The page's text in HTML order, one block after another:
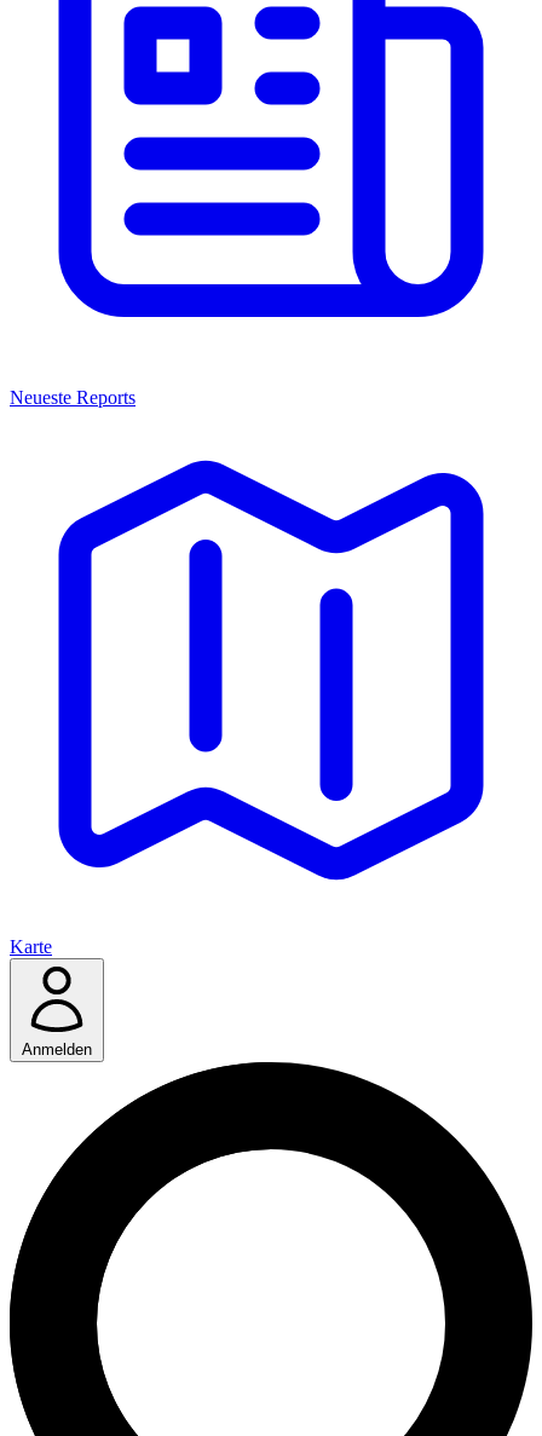
Neueste Reports
Karte
Anmelden